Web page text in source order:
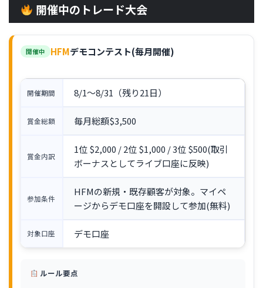
開催中のトレード大会
開催中 HFMデモコンテスト(毎月開催)
開催期間 8/1〜8/31（残り21日）
賞金総額 毎月総額$3,500
賞金内訳
1位 $2,000 / 2位 $1,000 / 3位 $500(取引
ボーナスとしてライブ口座に反映)
参加条件
HFMの新規・既存顧客が対象。マイペ
ージからデモ口座を開設して参加(無料)
対象口座 デモ口座
ルール要点